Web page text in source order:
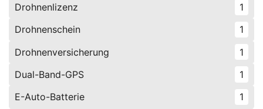
Drohnenlizenz
1
Drohnenschein
1
Drohnenversicherung
1
Dual-Band-GPS
1
E-Auto-Batterie
1